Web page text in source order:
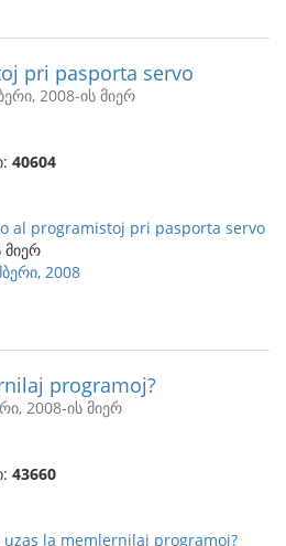
pri pasporta servo
2008-ის მიერ
40604
al programistoj pri pasporta servo
მიერ
2008
programoj?
2008-ის მიერ
43660
uzas la memlernilaj programoj?